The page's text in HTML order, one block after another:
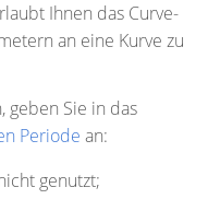
Ihnen das Curve-
an eine Kurve zu
geben Sie in das
Periode an:
genutzt;